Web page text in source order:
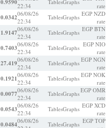
0.959022:34
TablesGraphs
rate
0.034206/08/26
22:34
TablesGraphs EGP NZD
rate
1.914706/08/26
22:34
TablesGraphs EGP BTN
rate
0.740306/08/26
22:34
TablesGraphs EGP NIO
rate
27.41906/08/26
22:34
TablesGraphs EGP NGN
rate
0.192106/08/26
22:34
TablesGraphs EGP NOK
rate
0.007706/08/26
22:34
TablesGraphsEGP OMR
rate
0.054306/08/26
22:34
TablesGraphs EGP XCD
rate
0.048406/08/26
TablesGraphs EGP TOP